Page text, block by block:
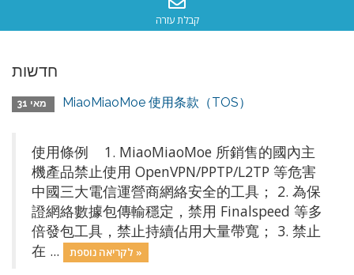
קבלת עזרה
חדשות
MiaoMiaoMoe 使用条款（TOS）
使用條例 1. MiaoMiaoMoe 所銷售的國內主
機產品禁止使用 OpenVPN/PPTP/L2TP 等危害
中國三大電信運營商網絡安全的工具； 2. 為保
證網絡數據包傳輸穩定，禁用 Finalspeed 等多
倍發包工具，禁止持續佔用大量帶寬； 3. 禁止
在 ...
לקריאה נוספת »